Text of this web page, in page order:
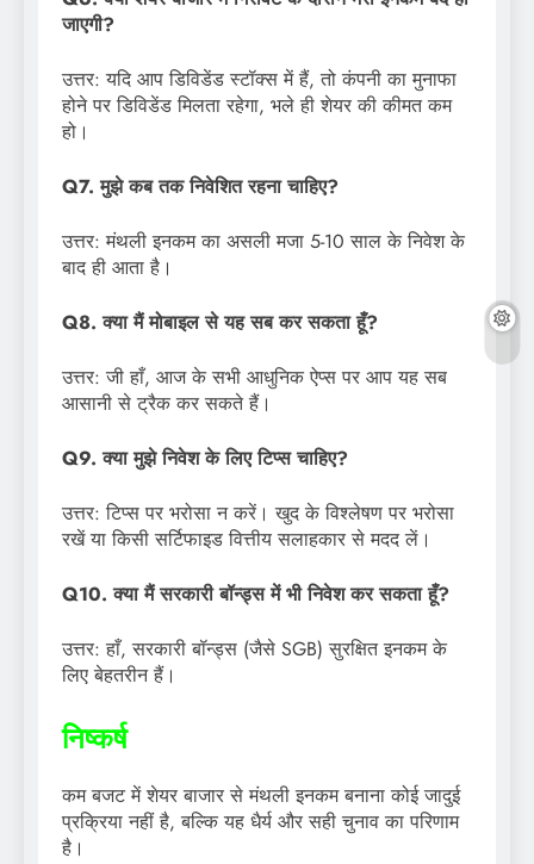
जाएगी?
उत्तर: यदि आप डिविडेंड स्टॉक्स में हैं, तो कंपनी का मुनाफा
होने पर डिविडेंड मिलता रहेगा, भले ही शेयर की कीमत कम
हो।
Q7. मुझे कब तक निवेशित रहना चाहिए?
उत्तर: मंथली इनकम का असली मजा 5-10 साल के निवेश के
बाद ही आता है।
Q8. क्या मैं मोबाइल से यह सब कर सकता हूँ?
उत्तर: जी हाँ, आज के सभी आधुनिक ऐप्स पर आप यह सब
आसानी से ट्रैक कर सकते हैं।
Q9. क्या मुझे निवेश के लिए टिप्स चाहिए?
उत्तर: टिप्स पर भरोसा न करें। खुद के विश्लेषण पर भरोसा
रखें या किसी सर्टिफाइड वित्तीय सलाहकार से मदद लें।
Q10. क्या मैं सरकारी बॉन्ड्स में भी निवेश कर सकता हूँ?
उत्तर: हाँ, सरकारी बॉन्ड्स (जैसे SGB) सुरक्षित इनकम के
लिए बेहतरीन हैं।
निष्कर्ष
कम बजट में शेयर बाजार से मंथली इनकम बनाना कोई जादुई
प्रक्रिया नहीं है, बल्कि यह धैर्य और सही चुनाव का परिणाम
है।